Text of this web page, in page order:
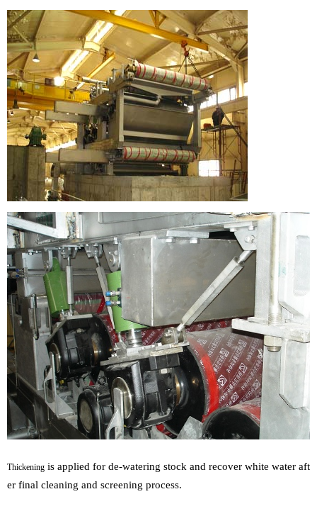
Thickening is applied for de-watering stock and recover white water aft
er final cleaning and screening process.